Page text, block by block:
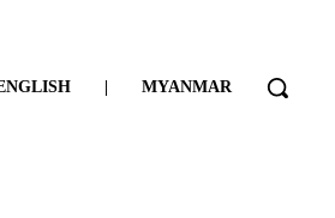
| MYANMAR